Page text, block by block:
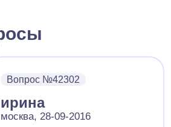
Вопрос №42302
ирина
москва, 28-09-2016